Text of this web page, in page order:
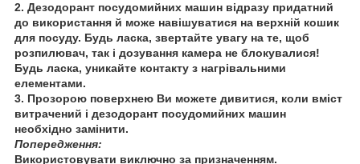
2. Дезодорант посудомийних машин відразу придатний
до використання й може навішуватися на верхній кошик
для посуду. Будь ласка, звертайте увагу на те, щоб
розпилювач, так і дозування камера не блокувалися!
Будь ласка, уникайте контакту з нагрівальними
елементами.
3. Прозорою поверхнею Ви можете дивитися, коли вміст
витрачений і дезодорант посудомийних машин
необхідно замінити.
Попередження:
Використовувати виключно за призначенням.